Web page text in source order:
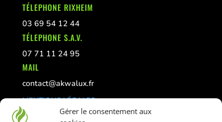
Gérer le consentement aux
TÉLEPHONE RIXHEIM
03 69 54 12 44
TÉLEPHONE S.A.V.
07 71 11 24 95
MAIL
contact@akwalux.fr
MENTIONS LÉGALES
CONFIDENTIALITÉ